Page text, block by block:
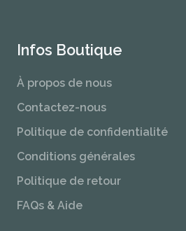
Infos Boutique
À propos de nous
Contactez-nous
Politique de confidentialité
Conditions générales
Politique de retour
FAQs & Aide